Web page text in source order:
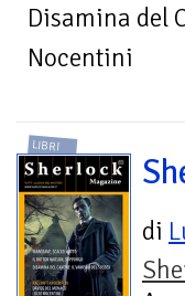
Disamina del
Nocentini
LIBRI
di